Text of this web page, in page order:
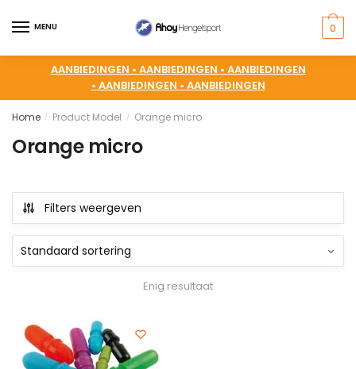
MENU 0
AANBIEDINGEN • AANBIEDINGEN • AANBIEDINGEN
• AANBIEDINGEN • AANBIEDINGEN
Home / Product Model / Orange micro
Orange micro
Filters weergeven
Enig resultaat